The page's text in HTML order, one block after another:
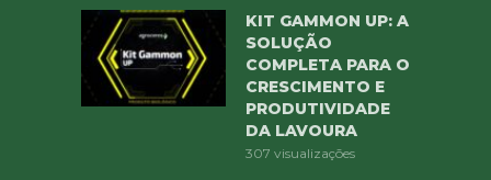
KIT GAMMON UP: A
SOLUÇÃO
COMPLETA PARA O
CRESCIMENTO E
PRODUTIVIDADE
DA LAVOURA
307 visualizações